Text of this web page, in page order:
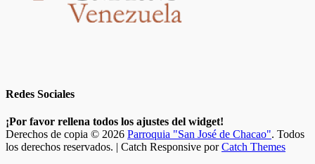
Redes Sociales
Facebook
Twitter
Correo
electrónico
Instagram
Teléfono
¡Por favor rellena todos los ajustes del widget!
Derechos de copia © 2026 Parroquia "San José de Chacao". Todos
los derechos reservados. | Catch Responsive porCatch Themes